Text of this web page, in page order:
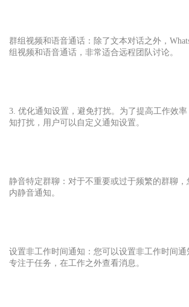
群组视频和语音通话：除了文本对话之外，
组视频和语音通话，非常适合远程团队讨论。
3. 优化通知设置，避免打扰。为了提高工作效率
知打扰，用户可以自定义通知设置。
静音特定群聊：对于不重要或过于频繁的群聊，
内静音通知。
设置非工作时间通知：您可以设置非工作时间
专注于任务，在工作之外查看消息。